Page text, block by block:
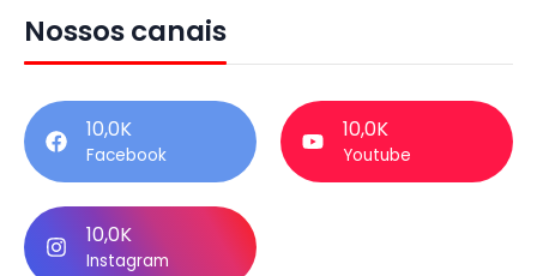
Nossos canais
10,0K
Facebook
10,0K
Youtube
10,0K
Instagram